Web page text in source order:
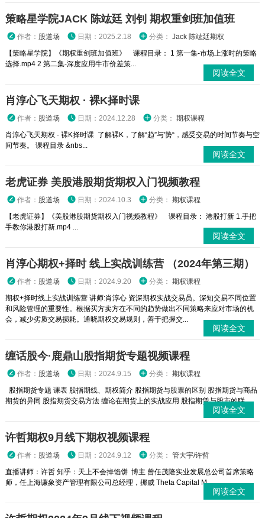
策略星学院JACK 陈竑廷 刘钊 期权重剑班加值班
作者： 股道场 日期：2025.2.18 分类： Jack 陈竑廷期权
【策略星学院】《期权重剑班加值班》 课程目录： 1 第一集-市场上涨时的策略
选择.mp4 2 第二集-深度应用牛市价差策...
阅读全文
肖淳心飞天期权 · 裸K择时课
作者： 股道场 日期：2024.12.28 分类： 期权课程
肖淳心飞天期权 · 裸K择时课 了解裸K，了解“趋”与'势“，感受交易的时间节奏与空
间节奏。 课程目录 &nbs...
阅读全文
老虎证券 美股港股期货期权入门视频教程
作者： 股道场 日期：2024.10.3 分类： 期权课程
【老虎证券】《美股港股期货期权入门视频教程》 课程目录： 港股打新 1.手把
手教你港股打新.mp4 ...
阅读全文
肖淳心期权+择时 线上实战训练营 （2024年第三期）
作者： 股道场 日期：2024.9.20 分类： 期权课程
期权+择时线上实战训练营 讲师:肖淳心 资深期权实战交易员。深知交易不同位置
和风险管理的重要性。根据买方卖方在不同的趋势做出不同策略来应对市场的机
会，减少劣质交易损耗。通晓期权交易规则，善于把握交...
阅读全文
缠话股今·鹿鼎山股指期货专题视频课程
作者： 股道场 日期：2024.9.15 分类： 期权课程
股指期货专题 课表 股指期线、期权简介 股指期货与股票的区别 股指期货与商品
期货的异同 股指期货交易方法 缠论在期货上的实战应用 股指期赁与股市的联...
阅读全文
许哲期权9月线下期权视频课程
作者： 股道场 日期：2024.9.12 分类： 管大宇/许哲
直播讲师：许哲 知乎：天上不会掉馅饼 博主 曾任茂隆实业发展总公司首席策略
师，任上海谦象资产管理有限公司总经理，挪威 Theta Capital M...
阅读全文